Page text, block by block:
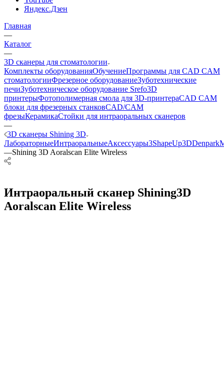
Яндекс.Дзен
Главная
—
Каталог
—
3D сканеры для стоматологии
Комплекты оборудованияОбучениеПрограммы для CAD CAM
стоматологииФрезерное оборудованиеЗуботехнические
печиЗуботехническое оборудование Srefo3D
принтерыФотополимерная смола для 3D-принтераCAD CAM
блоки для фрезерных станковCAD/CAM
фрезыКерамикаСтойки для интраоральных сканеров
—
3D сканеры Shining 3D
ЛабораторныеИнтраоральныеАксессуары3ShapeUp3DDenpark
—Shining 3D Aoralscan Elite Wireless
Интраоральный сканер Shining3D
Aoralscan Elite Wireless